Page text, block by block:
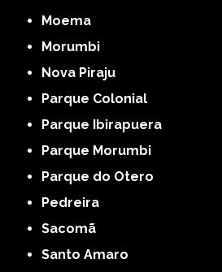
Moema
Morumbi
Nova Piraju
Parque Colonial
Parque Ibirapuera
Parque Morumbi
Parque do Otero
Pedreira
Sacomã
Santo Amaro